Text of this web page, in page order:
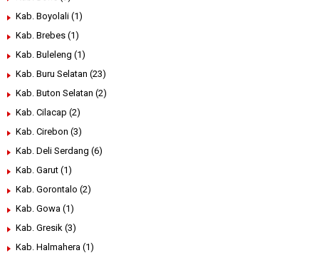
Kab. Boyolali (1)
Kab. Brebes (1)
Kab. Buleleng (1)
Kab. Buru Selatan (23)
Kab. Buton Selatan (2)
Kab. Cilacap (2)
Kab. Cirebon (3)
Kab. Deli Serdang (6)
Kab. Garut (1)
Kab. Gorontalo (2)
Kab. Gowa (1)
Kab. Gresik (3)
Kab. Halmahera (1)